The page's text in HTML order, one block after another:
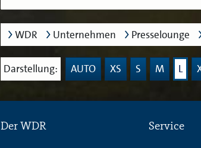
WDR Unternehmen Presselounge
Darstellung: AUTO XS S M L
Der WDR Service